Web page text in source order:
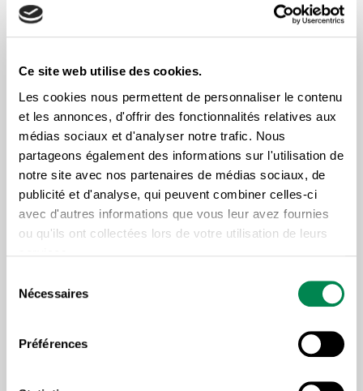
Ce site web utilise des cookies.
Les cookies nous permettent de personnaliser le contenu
et les annonces, d'offrir des fonctionnalités relatives aux
médias sociaux et d'analyser notre trafic. Nous
partageons également des informations sur l'utilisation de
notre site avec nos partenaires de médias sociaux, de
publicité et d'analyse, qui peuvent combiner celles-ci
avec d'autres informations que vous leur avez fournies
ou qu'ils ont collectées lors de votre utilisation de leurs
Nécessaires
Préférences
renouvellement de la convention
collective suivante.
Pour ce qui est des agences de
rendre solidairement responsables
l’agence et l’entreprise cliente des
obligations pécuniaires à l’égard des
salariés est essentiel pour éviter les
batailles juridiques interminables visant à
déterminer qui est l’employeur. En
pratique, elles découragent plus souvent
qu’autrement les salariés à réclamer leur
ce qui a trait à l’applicabilité réelle de
l’interdiction de payer moins un salarié
cliente. Il sera interdit de donner des
conditions différentes « uniquement » à
cause de leur statut. Il existe de multiples